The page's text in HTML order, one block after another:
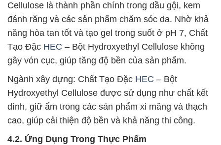
Cellulose là thành phần chính trong dầu gội, kem
đánh răng và các sản phẩm chăm sóc da. Nhờ khả
năng hòa tan tốt và tạo gel trong suốt ở pH 7, Chất
Tạo Đặc HEC – Bột Hydroxyethyl Cellulose không
gây vón cục, giúp tăng độ bền của sản phẩm.
Ngành xây dựng: Chất Tạo Đặc HEC – Bột
Hydroxyethyl Cellulose được sử dụng như chất kết
dính, giữ ẩm trong các sản phẩm xi măng và thạch
cao, giúp cải thiện độ bền và khả năng thi công.
4.2. Ứng Dụng Trong Thực Phẩm